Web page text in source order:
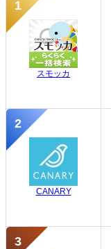
スモッカ
CANARY